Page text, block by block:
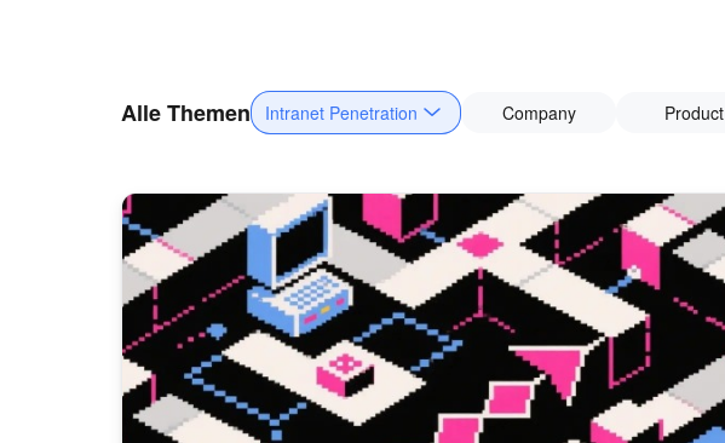
Alle Themen Intranet Penetration Company Product